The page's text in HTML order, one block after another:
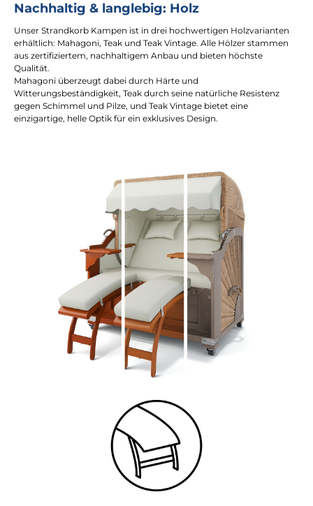
Nachhaltig & langlebig: Holz
Unser Strandkorb Kampen ist in drei hochwertigen Holzvarianten
erhältlich: Mahagoni, Teak und Teak Vintage. Alle Hölzer stammen
aus zertifiziertem, nachhaltigem Anbau und bieten höchste
Qualität.
Mahagoni überzeugt dabei durch Härte und
Witterungsbeständigkeit, Teak durch seine natürliche Resistenz
gegen Schimmel und Pilze, und Teak Vintage bietet eine
einzigartige, helle Optik für ein exklusives Design.